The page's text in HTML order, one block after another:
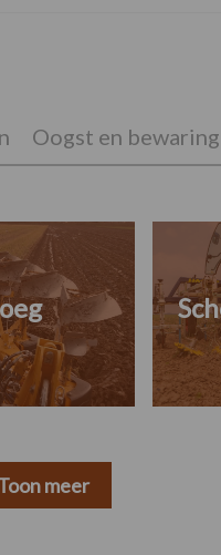
Oogst en bewaring
meer